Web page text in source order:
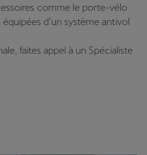
comme le porte-vélo
d’un système antivol
faites appel à un Spécialiste